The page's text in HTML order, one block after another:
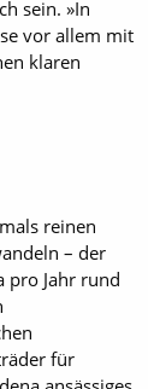
sein. »In
vor allem mit
klaren
reinen
– der
pro Jahr rund
für